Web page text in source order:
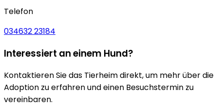
Telefon
034632 23184
Interessiert an einem Hund?
Kontaktieren Sie das Tierheim direkt, um mehr über die
Adoption zu erfahren und einen Besuchstermin zu
vereinbaren.